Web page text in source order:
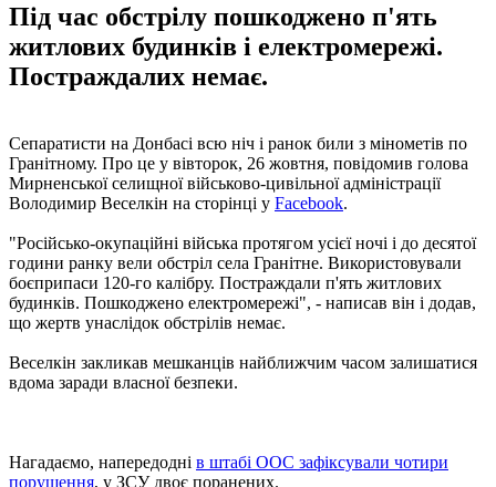
Під час обстрілу пошкоджено п'ять
житлових будинків і електромережі.
Постраждалих немає.
Сепаратисти на Донбасі всю ніч і ранок били з мінометів по
Гранітному. Про це у вівторок, 26 жовтня, повідомив голова
Мирненської селищної військово-цивільної адміністрації
Володимир Веселкін на сторінці у Facebook.
"Російсько-окупаційні війська протягом усієї ночі і до десятої
години ранку вели обстріл села Гранітне. Використовували
боєприпаси 120-го калібру. Постраждали п'ять житлових
будинків. Пошкоджено електромережі", - написав він і додав,
що жертв унаслідок обстрілів немає.
Веселкін закликав мешканців найближчим часом залишатися
вдома заради власної безпеки.
Нагадаємо, напередодні в штабі ООС зафіксували чотири
порушення, у ЗСУ двоє поранених.